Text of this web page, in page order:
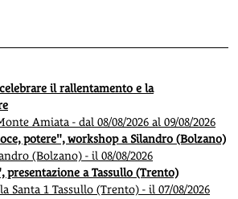
il rallentamento e la
Amiata - dal 08/08/2026 al 09/08/2026
potere", workshop a Silandro (Bolzano)
(Bolzano) - il 08/08/2026
a Tassullo (Trento)
Santa 1 Tassullo (Trento) - il 07/08/2026